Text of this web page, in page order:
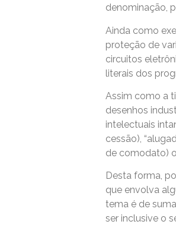
denominação,
Ainda como
proteção de
circuitos
literais dos
Assim como a
desenhos
intelectuais
cessão),
de comodato)
Desta forma,
que envolva
tema é de
ser inclusive o